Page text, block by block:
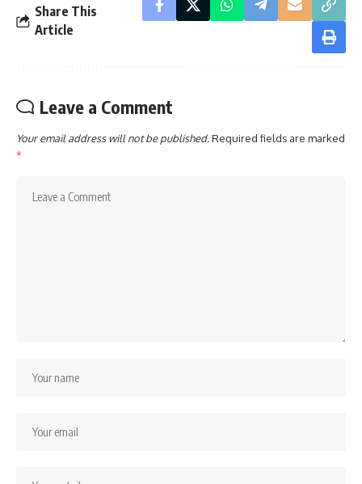
Share This
Article
Leave a Comment
Your email address will not be published.Required fields are marked
*